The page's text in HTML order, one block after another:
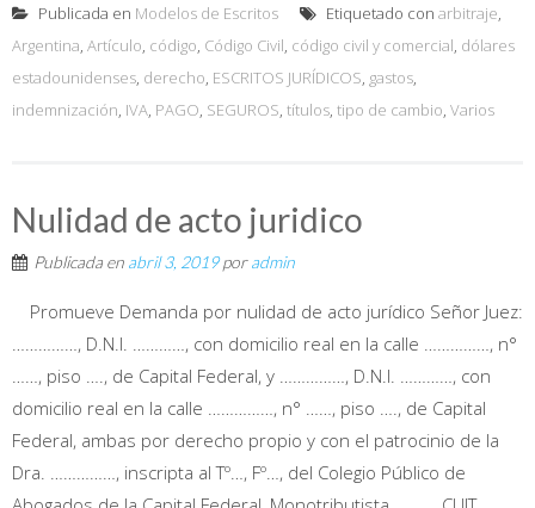
Publicada en Modelos de Escritos Etiquetado con arbitraje,
Argentina, Artículo, código, Código Civil, código civil y comercial, dólares
estadounidenses, derecho, ESCRITOS JURÍDICOS, gastos,
indemnización, IVA, PAGO, SEGUROS, títulos, tipo de cambio, Varios
Nulidad de acto juridico
Publicada en abril 3, 2019poradmin
Promueve Demanda por nulidad de acto jurídico Señor Juez:
……………, D.N.I. …………, con domicilio real en la calle ……………, n°
……, piso …., de Capital Federal, y ……………, D.N.I. …………, con
domicilio real en la calle ……………, n° ……, piso …., de Capital
Federal, ambas por derecho propio y con el patrocinio de la
Dra. ……………, inscripta al Tº…, Fº…, del Colegio Público de